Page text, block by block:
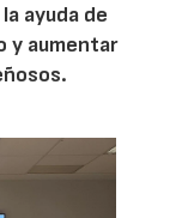
ayuda de
y aumentar